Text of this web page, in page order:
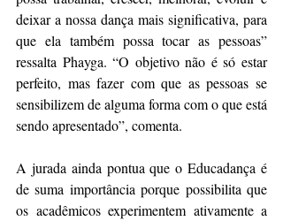
deixar a nossa dança mais significativa, para
que ela também possa tocar as pessoas”
ressalta Phayga. “O objetivo não é só estar
perfeito, mas fazer com que as pessoas se
sensibilizem de alguma forma com o que está
sendo apresentado”, comenta.
A jurada ainda pontua que o Educadança é
de suma importância porque possibilita que
os acadêmicos experimentem ativamente a